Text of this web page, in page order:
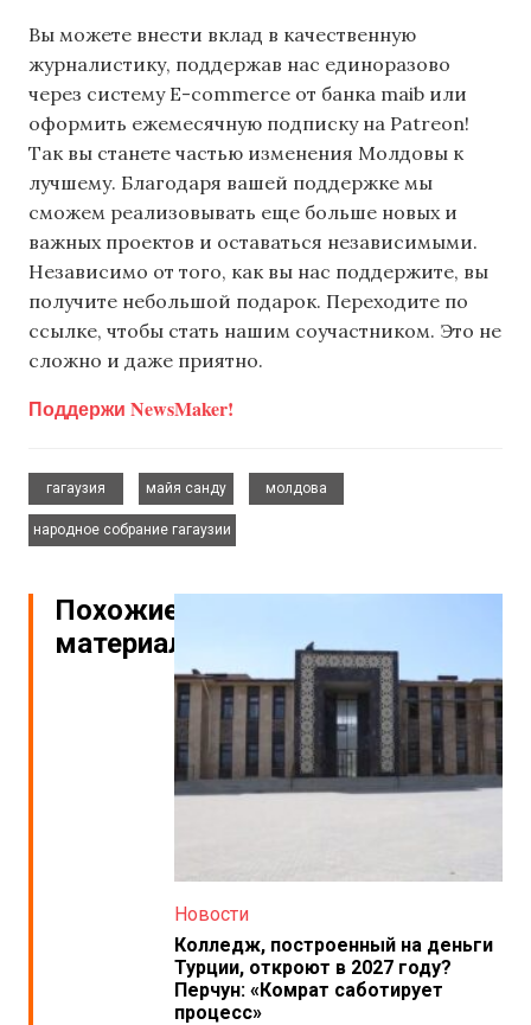
Вы можете внести вклад в качественную
журналистику, поддержав нас единоразово
через систему E-commerce от банка maib или
оформить ежемесячную подписку на Patreon!
Так вы станете частью изменения Молдовы к
лучшему. Благодаря вашей поддержке мы
сможем реализовывать еще больше новых и
важных проектов и оставаться независимыми.
Независимо от того, как вы нас поддержите, вы
получите небольшой подарок. Переходите по
ссылке, чтобы стать нашим соучастником. Это не
сложно и даже приятно.
Поддержи NewsMaker!
гагаузия
майя санду
молдова
народное собрание гагаузии
Похожие
материалы
Новости
Колледж, построенный на деньги
Турции, откроют в 2027 году?
Перчун: «Комрат саботирует
процесс»